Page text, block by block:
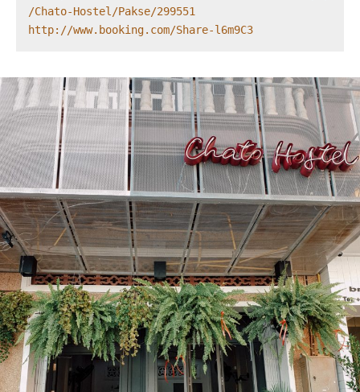
/Chato-Hostel/Pakse/299551
http://www.booking.com/Share-l6m9C3